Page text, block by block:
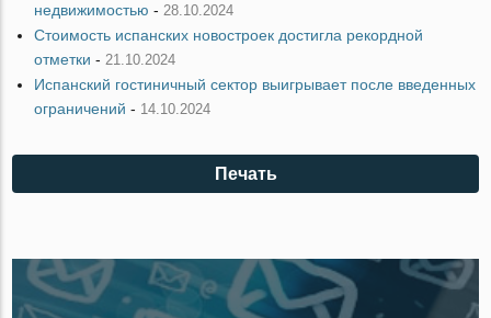
недвижимостью - 28.10.2024
Стоимость испанских новостроек достигла рекордной
отметки - 21.10.2024
Испанский гостиничный сектор выигрывает после введенных
ограничений - 14.10.2024
Печать